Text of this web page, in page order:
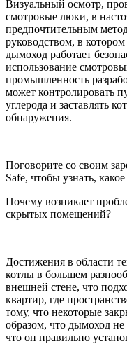
Визуальный осмотр,
смотровые люки, в
предпочтительным
руководством, в
дымоход работает
использование
промышленность
может контролировать
углерода и заставлять
обнаружения.
Поговорите со своим
Safe, чтобы узнать,
Почему возникает
скрытых помещений?
Достижения в области
котлы в большем
внешней стене, что
квартир, где
тому, что некоторые
образом, что дымоход
что он правильно